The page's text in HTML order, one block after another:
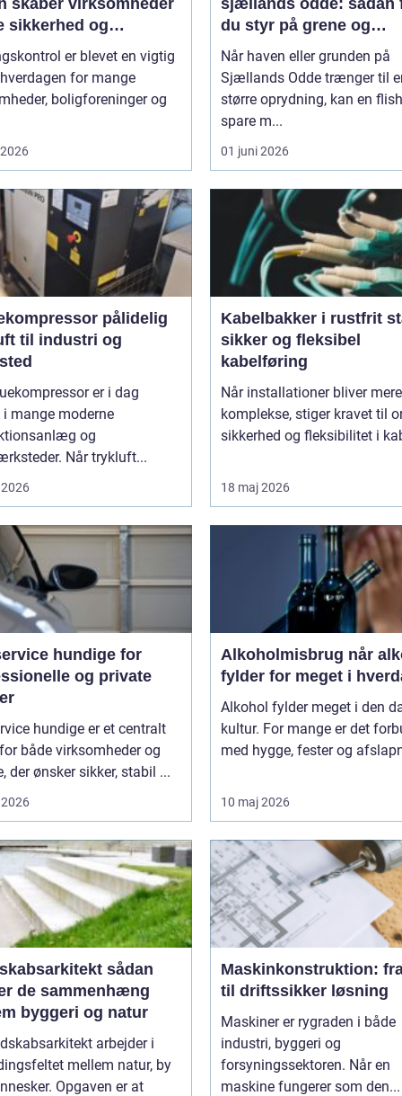
sikkerhed og
er blevet en vigtig
for mange
boligforeninger og
du styr på grene og
haveaffald
Når haven eller grunden på
Sjællands Odde trænger til
større oprydning, kan en
spare m...
01 juni 2026
pålidelig
til industri og
er i dag
i mange moderne
og
Når trykluft...
Kabelbakker i rustfrit
sikker og fleksibel
kabelføring
Når installationer bliver mere
komplekse, stiger kravet til
sikkerhed og fleksibilitet i
18 maj 2026
hundige for
og private
hundige er et centralt
både virksomheder og
der ønsker sikker, stabil ...
Alkoholmisbrug når alkohol
fylder for meget i
Alkohol fylder meget i den
kultur. For mange er det
med hygge, fester og
10 maj 2026
sådan
de sammenhæng
byggeri og natur
arbejder i
mellem natur, by
Opgaven er at
Maskinkonstruktion:
til driftssikker løsning
Maskiner er rygraden i både
industri, byggeri og
forsyningssektoren. Når en
maskine fungerer som den...